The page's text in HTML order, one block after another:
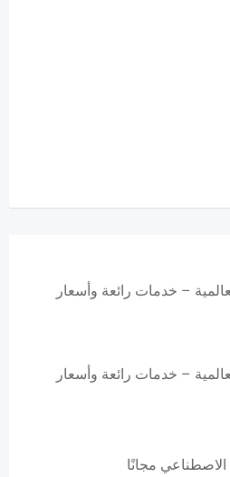
– خدمات رائعة وأسعار
– خدمات رائعة وأسعار